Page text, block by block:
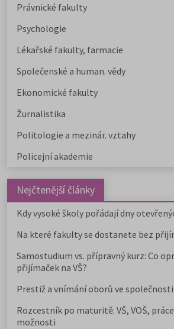
Právnické fakulty
Psychologie
Lékařské fakulty, farmacie
Společenské a human. vědy
Ekonomické fakulty
Žurnalistika
Politologie a mezinár. vztahy
Policejní akademie
Nejčtenější články
Kdy vysoké školy pořádají dny
Na které fakulty se dostanete bez
Samostudium vs. přípravný kurz: Co
přijímaček na VŠ?
Prestiž a vnímání oborů ve společnosti
Rozcestník po maturitě: VŠ, VOŠ,
možnosti